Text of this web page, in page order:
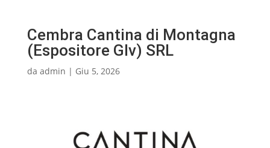
Cembra Cantina di Montagna
(Espositore Glv) SRL
da admin | Giu 5, 2026